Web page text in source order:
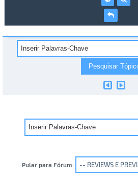
Pular para Fórum: